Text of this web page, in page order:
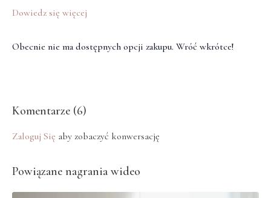
Gdy nie wiesz co ze sobą zrobić, gdy wszystko eksplodowało, gdy czujesz
Dowiedz się więcej
Obecnie nie ma dostępnych opcji zakupu. Wróć wkrótce!
Komentarze (6)
Zaloguj Się aby zobaczyć konwersację
Powiązane nagrania wideo